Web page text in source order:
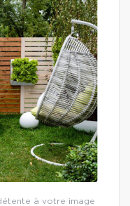
à votre image